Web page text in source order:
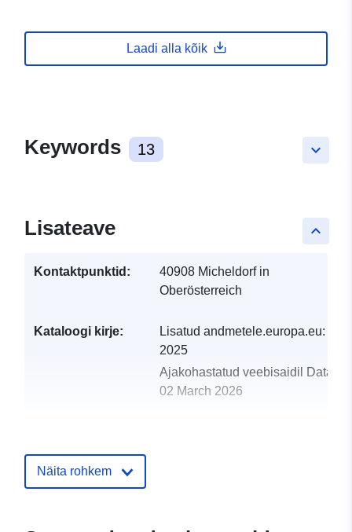
Laadi alla kõik
keyboard_arrow_down
Keywords 13
keyboard_arrow_up
Lisateave
Kontaktpunktid:
40908 Micheldorf in
Oberösterreich
Kataloogi kirje: Lisatud andmetele.europa.eu:
2025
Ajakohastatud veebisaidil
02 March 2026
Näita rohkem